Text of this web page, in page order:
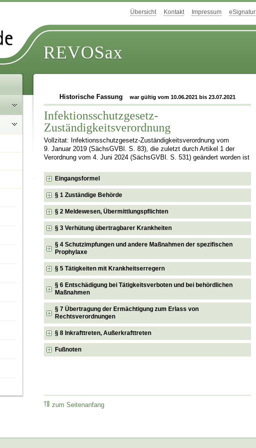
Übersicht Kontakt Impressum eSignatur
REVOSax
Historische Fassung war gültig vom 10.06.2021 bis 23.07.2021
Infektionsschutzgesetz-
Zuständigkeitsverordnung
Vollzitat: Infektionsschutzgesetz-Zuständigkeitsverordnung vom
9. Januar 2019 (SächsGVBl. S. 83), die zuletzt durch Artikel 1 der
Verordnung vom 4. Juni 2024 (SächsGVBl. S. 531) geändert worden ist
Eingangsformel
§ 1 Zuständige Behörde
§ 2 Meldewesen, Übermittlungspflichten
§ 3 Verhütung übertragbarer Krankheiten
§ 4 Schutzimpfungen und andere Maßnahmen der spezifischen
Prophylaxe
§ 5 Tätigkeiten mit Krankheitserregern
§ 6 Entschädigung bei Tätigkeitsverboten und bei behördlichen
Maßnahmen
§ 7 Übertragung der Ermächtigung zum Erlass von
Rechtsverordnungen
§ 8 Inkrafttreten, Außerkrafttreten
Fußnoten
zum Seitenanfang